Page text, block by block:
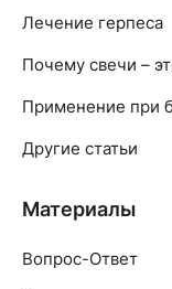
Лечение герпеса
Почему свечи –
Применение при
Другие статьи
Материалы
Вопрос-Ответ